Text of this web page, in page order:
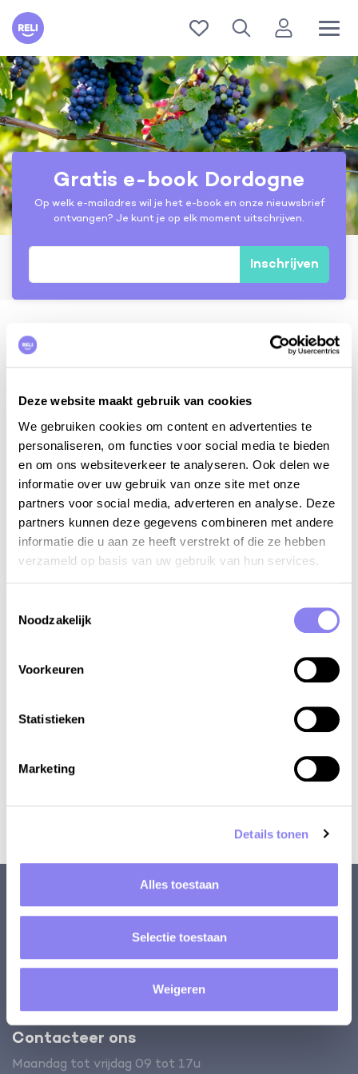
Deze website maakt gebruik van cookies
We gebruiken cookies om content en advertenties te
personaliseren, om functies voor social media te bieden
en om ons websiteverkeer te analyseren. Ook delen we
informatie over uw gebruik van onze site met onze
partners voor social media, adverteren en analyse. Deze
partners kunnen deze gegevens combineren met andere
informatie die u aan ze heeft verstrekt of die ze hebben
verzameld op basis van uw gebruik van hun services.
Noodzakelijk
Voorkeuren
Statistieken
Marketing
Details tonen
Alles toestaan
Selectie toestaan
Weigeren
Reli
Gratis e-book Dordogne
Op welk e-mailadres wil je het e-book en onze nieuwsbrief
ontvangen? Je kunt je op elk moment uitschrijven.
Inschrijven
E-book Dordogne
Onze persoonlijke Reli favorieten in de Dordogne
De wijnen van de Dordogne
De mooiste vakantiehuizen in de Dordogne
De favorieten van Barbara, die samen met Henri
Reli runt
Op vakantie met de elektrische auto: 10 tips
Over ons
Vraag je persoonlijke
selectie aan
Verzekering
Huis verhuren?
Contacteer ons
Maandag tot vrijdag 09 tot 17u